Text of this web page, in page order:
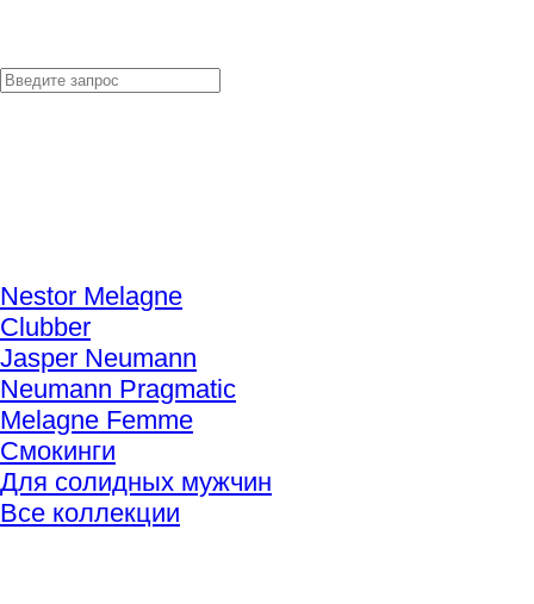
Nestor Melagne
Clubber
Jasper Neumann
Neumann Pragmatic
Melagne Femme
Смокинги
Для солидных мужчин
Все коллекции